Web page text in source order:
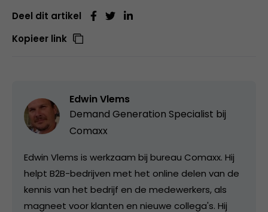
Deel dit artikel
Kopieer link
Edwin Vlems
Demand Generation Specialist bij
Comaxx
Edwin Vlems is werkzaam bij bureau Comaxx. Hij
helpt B2B-bedrijven met het online delen van de
kennis van het bedrijf en de medewerkers, als
magneet voor klanten en nieuwe collega's. Hij